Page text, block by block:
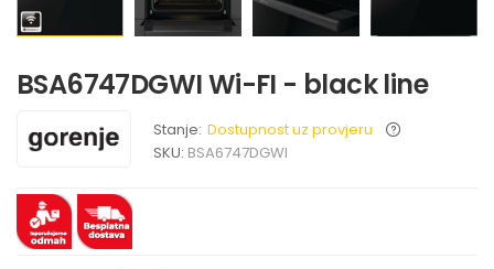
BSA6747DGWI Wi-FI - black line
Stanje: Dostupnost uz provjeru
SKU: BSA6747DGWI